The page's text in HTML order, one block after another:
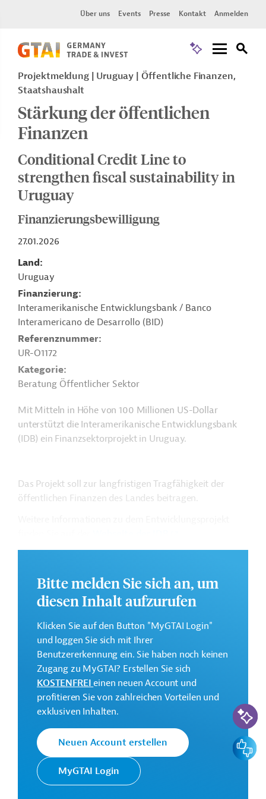
Über uns Events Presse Kontakt Anmelden
Projektmeldung Uruguay
Öffentliche Finanzen,
Staatshaushalt
Stärkung der öffentlichen
Finanzen
Conditional Credit Line to
strengthen fiscal sustainability in
Uruguay
Finanzierungsbewilligung
27.01.2026
Land
Uruguay
Finanzierung
Interamerikanische Entwicklungsbank / Banco
Interamericano de Desarrollo (BID)
Referenznummer
UR-O1172
Kategorie
Beratung Öffentlicher Sektor
Mit Mitteln in Höhe von 100 Millionen US-Dollar
unterstützt die Interamerikanische Entwicklungsbank
(IDB) ein Finanzsektorprojekt in Uruguay.
Das Projekt soll zur langfristigen Tragfähigkeit der
öffentlichen Finanzen des Landes beitragen.
Gesamtkosten:
100 Millionen US-Dollar
Geberbeitrag:
100 Millionen US-Dollar (Mittel)
Kontaktadresse
Interamerikanische
Entwicklungsbank
Die IDB ist die wichtigste
multilaterale
Finanzierungsinstitution für
Entwicklungsprojekte in der
Bitte melden Sie sich an, um
diesen Inhalt aufzurufen
Klicken Sie auf den Button "MyGTAI Login"
und loggen Sie sich mit Ihrer
Benutzererkennung ein. Sie haben noch keinen
Zugang zu MyGTAI? Erstellen Sie sich
KOSTENFREIeinen neuen Account und
profitieren Sie von zahlreichen Vorteilen und
exklusiven Inhalten.
Neuen Account erstellen
MyGTAI Login
KI-